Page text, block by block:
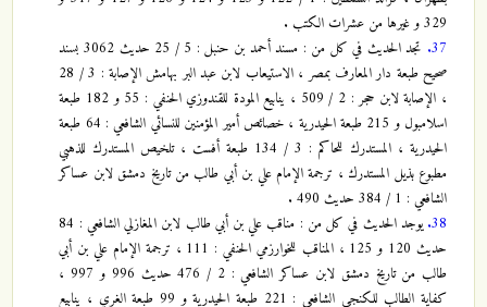
329 و غيرها من عشرات الكتب .
37.
تجد الحديث في كل من : مسند أحمد بن حنبل : 5 / 25 حديث 3062 بسند
صحيح طبعة دار المعارف بمصر ، الاستيعاب لابن عبد البر بهامش الإصابة : 3 / 28
، الإصابة لابن حجر : 2 / 509 ، ينابيع المودة للقندوزي الحنفي : 55 و 182 طبعة
اسلامبول و 215 طبعة الحيدرية ، خصائص أمير المؤمنين للنسائي الشافعي : 64 طبعة
الحيدرية ، المستدرك للحاكم : 3 / 134 طبعة أفست ، تلخيص المستدرك للذهبي
مطبوع بذيل المستدرك ، ترجمة الإمام علي بن أبي طالب من تاريخ دمشق لابن عساكر
الشافعي : 1 / 384 حديث 490 .
38.
يوجد الحديث في كل من : مناقب علي بن أبي طالب لابن المغازلي الشافعي : 84
حديث 120 و 125 ، المناقب للخوارزمي الحنفي : 111 ، ترجمة الإمام علي بن أبي
طالب من تاريخ دمشق لابن عساكر الشافعي : 2 / 476 حديث 996 و 997 ،
كفاية الطالب للكنجي الشافعي : 221 طبعة الحيدرية و 99 طبعة الغري ، ينابيع